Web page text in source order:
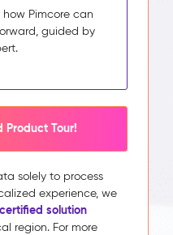
Pimcore can
guided by
Product Tour!
solely to process
experience, we
certified solution
region. For more